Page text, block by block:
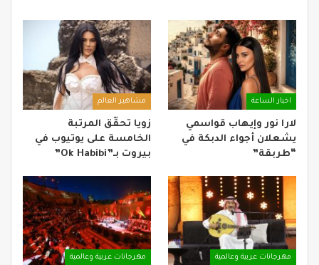
اخبار الساعة
لارا نور وإيهاب قواسمي
يشعلان أجواء الدبكة في
“طربقة”
مشاهير العالم
زويا تحقّق المرتبة
الخامسة على يوتيوب في
بيروت بـ”Ok Habibi”
مهرجانات عربية وعالمية مهرجانات عربية وعالمية